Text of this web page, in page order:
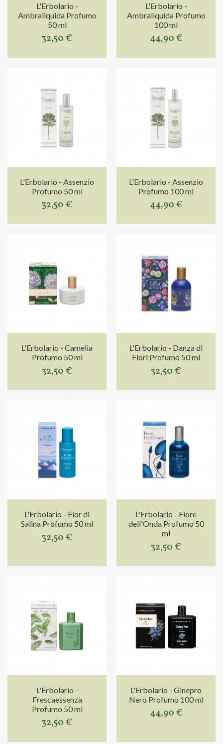
L'Erbolario -
Ambraliquida Profumo
50 ml
32,50 €
L'Erbolario -
Ambraliquida Profumo
100 ml
44,90 €
L'Erbolario - Assenzio
Profumo 50 ml
32,50 €
L'Erbolario - Assenzio
Profumo 100 ml
44,90 €
L'Erbolario - Camelia
Profumo 50 ml
32,50 €
L'Erbolario - Danza di
Fiori Profumo 50 ml
32,50 €
L'Erbolario - Fior di
Salina Profumo 50 ml
32,50 €
L'Erbolario - Fiore
dell'Onda Profumo 50
ml
32,50 €
L'Erbolario -
Frescaessenza
Profumo 50 ml
32,50 €
L'Erbolario - Ginepro
Nero Profumo 100 ml
44,90 €